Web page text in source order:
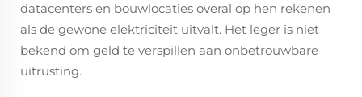
datacenters en bouwlocaties overal op hen rekenen
als de gewone elektriciteit uitvalt. Het leger is niet
bekend om geld te verspillen aan onbetrouwbare
uitrusting.